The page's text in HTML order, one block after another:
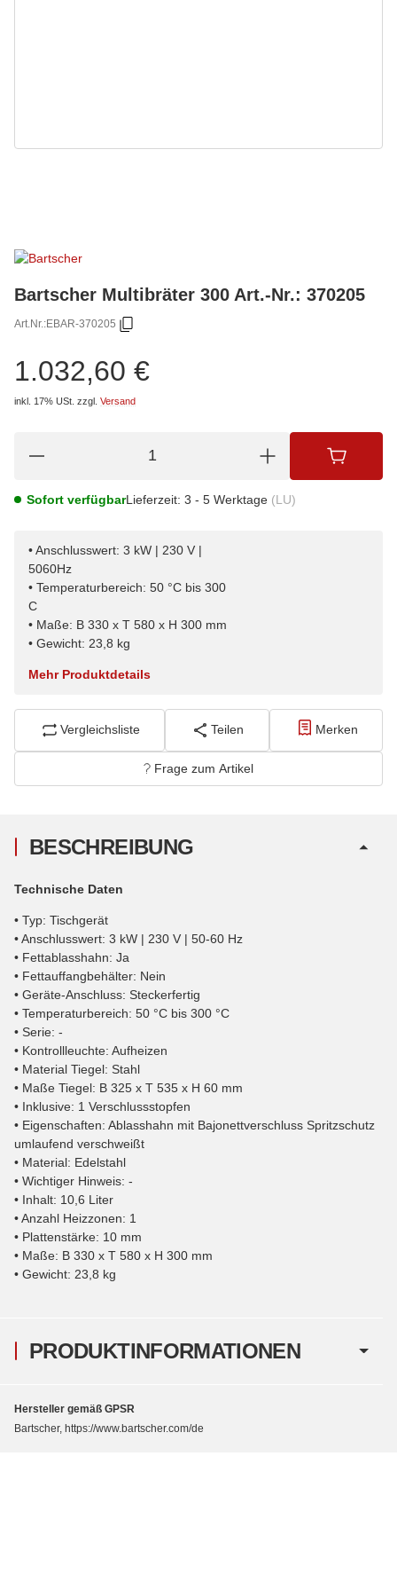
Bartscher Multibräter 300 Art.-Nr.: 370205
Art.Nr.:EBAR-370205
1.032,60 €
inkl. 17% USt. zzgl. Versand
Sofort verfügbarLieferzeit: 3 - 5 Werktage (LU)
• Anschlusswert: 3 kW | 230 V |
• Temperaturbereich: 50 °C bis 300
• Maße: B 330 x T 580 x H 300 mm
• Gewicht: 23,8 kg
Mehr Produktdetails
Vergleichsliste Teilen Merken
Frage zum Artikel
PRODUKTINFORMATIONEN
BESCHREIBUNG
Technische Daten
• Typ: Tischgerät
• Anschlusswert: 3 kW | 230 V | 50-60 Hz
• Fettablasshahn: Ja
• Fettauffangbehälter: Nein
• Geräte-Anschluss: Steckerfertig
• Temperaturbereich: 50 °C bis 300 °C
• Serie: -
• Kontrollleuchte: Aufheizen
• Material Tiegel: Stahl
• Maße Tiegel: B 325 x T 535 x H 60 mm
• Inklusive: 1 Verschlussstopfen
• Eigenschaften: Ablasshahn mit Bajonettverschluss Spritzschutz
umlaufend verschweißt
• Material: Edelstahl
• Wichtiger Hinweis: -
• Inhalt: 10,6 Liter
• Anzahl Heizzonen: 1
• Plattenstärke: 10 mm
• Maße: B 330 x T 580 x H 300 mm
• Gewicht: 23,8 kg
Hersteller gemäß GPSR
Bartscher, https://www.bartscher.com/de